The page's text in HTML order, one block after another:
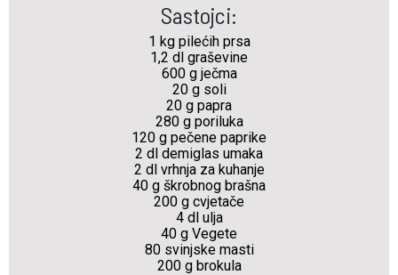
Sastojci:
1 kg pilećih prsa
1,2 dl graševine
600 g ječma
20 g soli
20 g papra
280 g poriluka
120 g pečene paprike
2 dl demiglas umaka
2 dl vrhnja za kuhanje
40 g škrobnog brašna
200 g cvjetače
4 dl ulja
40 g Vegete
80 svinjske masti
200 g brokula